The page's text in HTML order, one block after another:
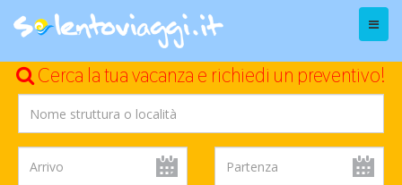
Menu
Cerca la tua vacanza e richiedi un preventivo!